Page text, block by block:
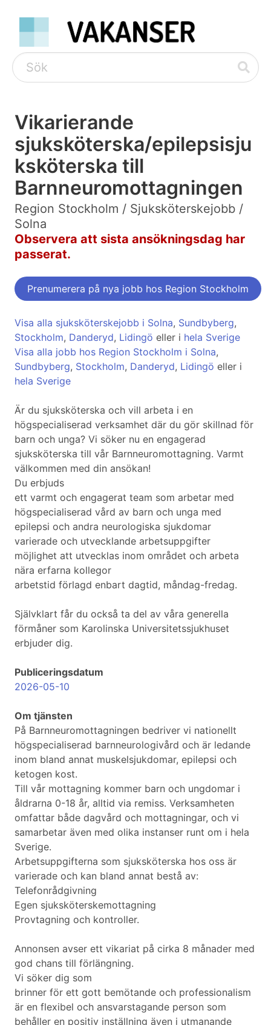
Vikarierande
sjuksköterska/epilepsisju
ksköterska till
Barnneuromottagningen
Region Stockholm / Sjuksköterskejobb /
Solna
Observera att sista ansökningsdag har
passerat.
Prenumerera på nya jobb hos Region Stockholm
Visa alla sjuksköterskejobb i Solna, Sundbyberg,
Stockholm, Danderyd, Lidingö eller i hela Sverige
Visa alla jobb hos Region Stockholm i Solna,
Sundbyberg, Stockholm, Danderyd, Lidingö eller i
hela Sverige
Är du sjuksköterska och vill arbeta i en
högspecialiserad verksamhet där du gör skillnad för
barn och unga? Vi söker nu en engagerad
sjuksköterska till vår Barnneuromottagning. Varmt
välkommen med din ansökan!
Du erbjuds
ett varmt och engagerat team som arbetar med
högspecialiserad vård av barn och unga med
epilepsi och andra neurologiska sjukdomar
varierade och utvecklande arbetsuppgifter
möjlighet att utvecklas inom området och arbeta
nära erfarna kollegor
arbetstid förlagd enbart dagtid, måndag-fredag.
Självklart får du också ta del av våra generella
förmåner som Karolinska Universitetssjukhuset
erbjuder dig.
Publiceringsdatum
2026-05-10
Om tjänsten
På Barnneuromottagningen bedriver vi nationellt
högspecialiserad barnneurologivård och är ledande
inom bland annat muskelsjukdomar, epilepsi och
ketogen kost.
Till vår mottagning kommer barn och ungdomar i
åldrarna 0-18 år, alltid via remiss. Verksamheten
omfattar både dagvård och mottagningar, och vi
samarbetar även med olika instanser runt om i hela
Sverige.
Arbetsuppgifterna som sjuksköterska hos oss är
varierade och kan bland annat bestå av:
Telefonrådgivning
Egen sjuksköterskemottagning
Provtagning och kontroller.
Annonsen avser ett vikariat på cirka 8 månader med
god chans till förlängning.
Vi söker dig som
brinner för ett gott bemötande och professionalism
är en flexibel och ansvarstagande person som
behåller en positiv inställning även i utmanande